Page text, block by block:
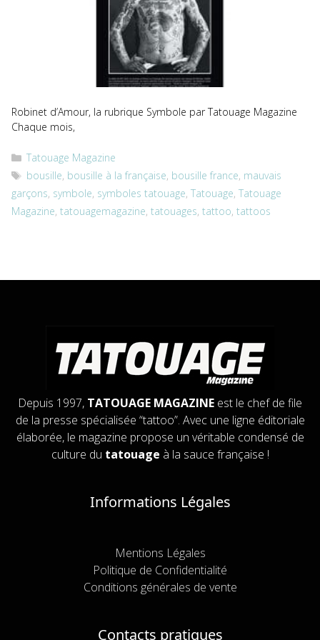
Robinet d’Amour, la rubrique Symbole par Tatouage Magazine
Chaque mois,
Catégories
Tatouage Magazine
Étiquettes
bousille, bousille à la française, bousille france, mauvais
garçons, symbole, symboles tatouage, Tatouage, Tatouage
Magazine, tatouagemagazine, tatouages, tattoo, tattoos
Depuis 1997, TATOUAGE MAGAZINE est le chef de file
de la presse spécialisée “tattoo”. Avec une ligne éditoriale
élaborée, le magazine propose un véritable condensé de
culture du tatouage à la sauce française !
Informations Légales
Mentions Légales
Politique de Confidentialité
Conditions générales de vente
Contacts pratiques